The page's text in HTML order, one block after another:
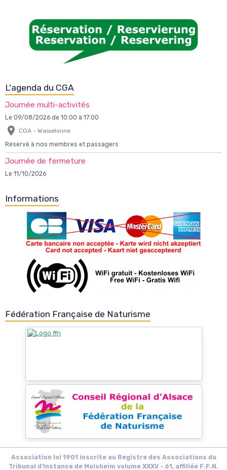
L'agenda du CGA
Journée multi-activités
Le 09/08/2026 de 10:00 à 17:00
CGA - Wasselonne
Réservé à nos membres et passagers
Journée de fermeture
Le 11/10/2026
Informations
Fédération Française de Naturisme
Association loi 1901 inscrite au Registre des Associations du
Tribunal d'Instance de Molsheim volume XXXV - 61, affiliée F.F.N.